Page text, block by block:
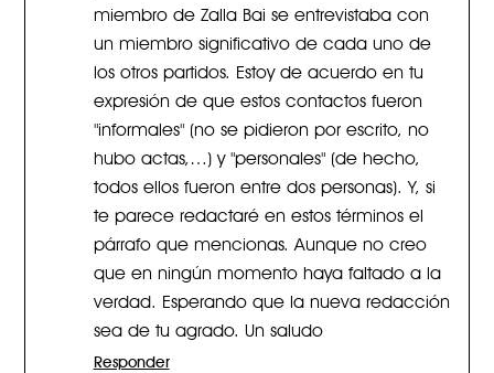
miembro de Zalla Bai se entrevistaba con
un miembro significativo de cada uno de
los otros partidos. Estoy de acuerdo en tu
expresión de que estos contactos fueron
"informales" (no se pidieron por escrito, no
hubo actas,…) y "personales" (de hecho,
todos ellos fueron entre dos personas). Y, si
te parece redactaré en estos términos el
párrafo que mencionas. Aunque no creo
que en ningún momento haya faltado a la
verdad. Esperando que la nueva redacción
sea de tu agrado. Un saludo
Responder